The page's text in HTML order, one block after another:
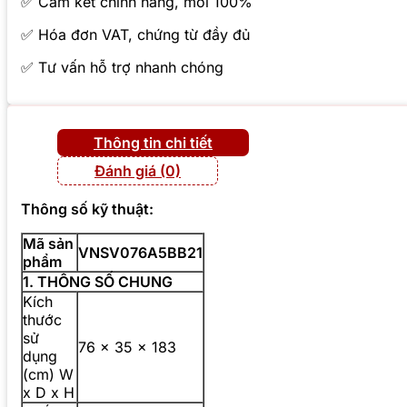
✅ Hóa đơn VAT, chứng từ đầy đủ
✅ Tư vấn hỗ trợ nhanh chóng
Thông tin chi tiết
Đánh giá (0)
Thông số kỹ thuật:
Mã sản
phẩm
VNSV076A5BB21
1. THÔNG SỐ CHUNG
Kích
thước
sử
dụng
(cm) W
x D x H
76 x 35 x 183